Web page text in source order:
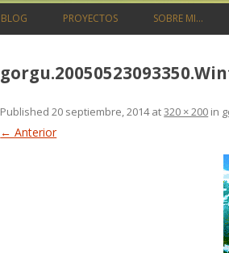
BLOG PROYECTOS SOBRE MI…
Published20 septiembre, 2014at320 × 200 in
← Anterior